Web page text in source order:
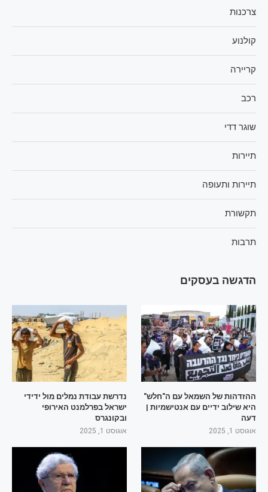
צרכנות
קולנוע
קריירה
רכב
שוגר דדי
תיירות
תיירות ותעופה
תקשורת
תרבות
הדגשה בעסקים
ההזדהות של השמאל עם ה"חלש"
היא שילוב ידיים עם אנטישמיות |
דעה
אוגוסט 1, 2025
נדרשת עבודת נמלים מול ידידי
ישראל בפרלמנט האירופי
ובקונגרס
אוגוסט 1, 2025